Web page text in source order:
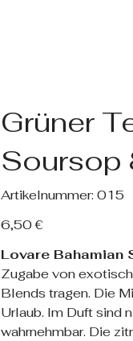
Grüner
Soursop
Artikelnummer: 015
015
Preis
6,50 €
Lovare Bahamian
Zugabe von
Blends tragen. Die
Urlaub. Im Duft sind
wahrnehmbar. Die